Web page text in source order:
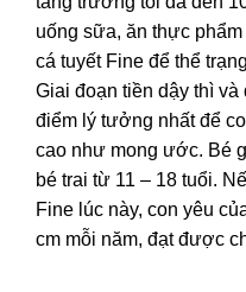
uống sữa, ăn thực
cá tuyết Fine để thể
Giai đoạn tiền dậy thì
điểm lý tưởng nhất để
cao như mong ước. Bé
bé trai từ 11 – 18 tuổi.
Fine lúc này, con yêu
cm mỗi năm, đạt được